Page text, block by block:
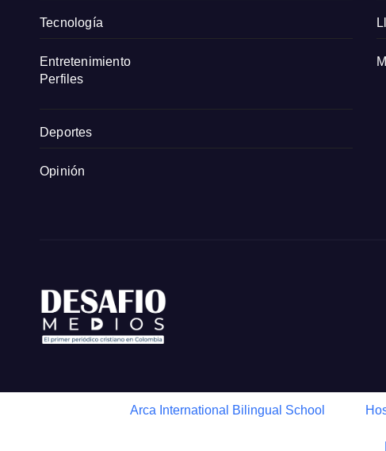
Tecnología
Entretenimiento
Perfiles
Deportes
Opinión
Arca International Bilingual School